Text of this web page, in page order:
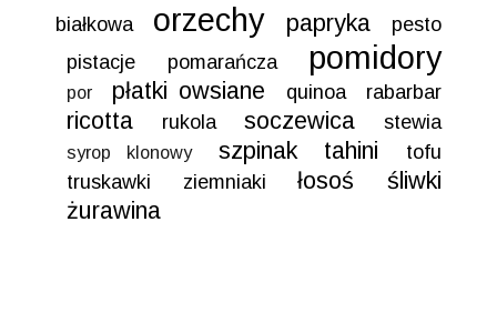
białkowa
orzechy papryka
pesto
pistacje
pomarańcza pomidory
por płatki owsiane quinoa rabarbar
ricotta rukola soczewica stewia
syrop klonowy szpinak tahini
tofu
truskawki
ziemniaki łosoś
śliwki
żurawina